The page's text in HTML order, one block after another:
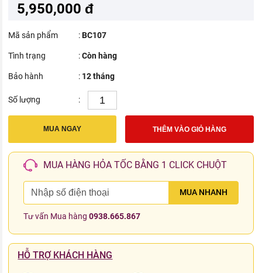
5,950,000 đ
Mã sản phẩm :BC107
Tình trạng :Còn hàng
Bảo hành : 12 tháng
Số lượng :
MUA NGAY THÊM VÀO GIỎ HÀNG
MUA HÀNG HỎA TỐC BẰNG 1 CLICK CHUỘT
MUA NHANH
Tư vấn Mua hàng0938.665.867
HỖ TRỢ KHÁCH HÀNG